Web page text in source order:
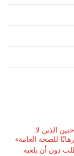
الذين لا
للصحة العامة»
دون أن يلغيه